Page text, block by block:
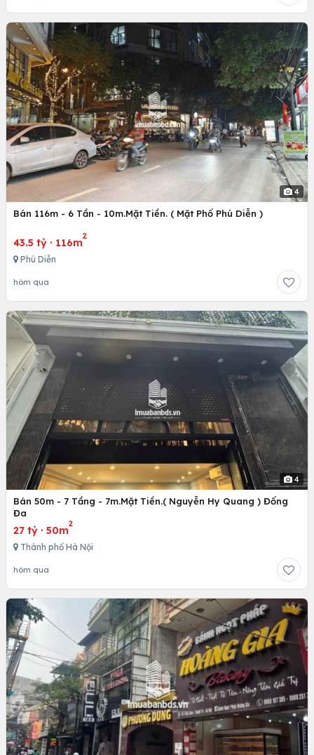
4
Bán 116m - 6 Tần - 10m.Mặt Tiền. ( Mặt Phố Phú Diễn )
43.5 tỷ · 116m
2
Phú Diễn
hôm qua
4
Bán 50m - 7 Tầng - 7m.Mặt Tiền.( Nguyễn Hy Quang ) Đống
Đa
27 tỷ · 50m
2
Thành phố Hà Nội
hôm qua